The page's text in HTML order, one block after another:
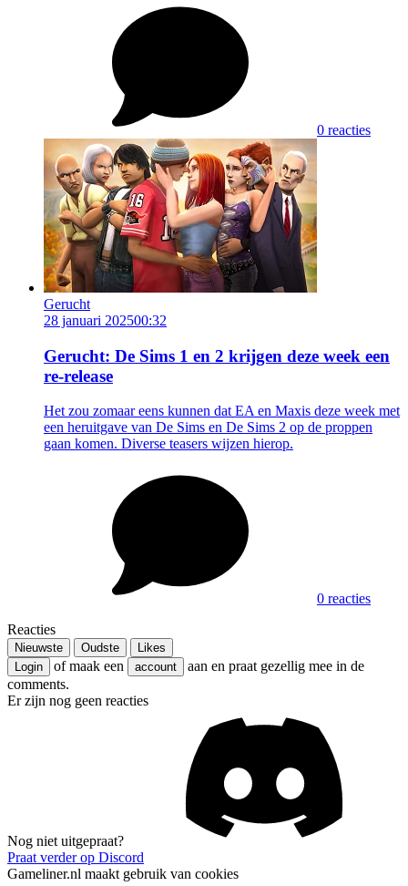
0 reacties
Gerucht
28 januari 202500:32
Gerucht: De Sims 1 en 2 krijgen deze week een
re-release
Het zou zomaar eens kunnen dat EA en Maxis deze week met
een heruitgave van De Sims en De Sims 2 op de proppen
gaan komen. Diverse teasers wijzen hierop.
0 reacties
Reacties
Nieuwste Oudste
Likes
Login
of maak een account
aan en praat gezellig mee in de
comments.
Er zijn nog geen reacties
Nog niet uitgepraat?
Praat verder op Discord
Gameliner.nl maakt gebruik van cookies